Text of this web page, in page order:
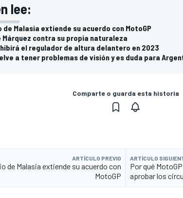
lee:
de Malasia extiende su acuerdo con MotoGP
Márquez contra su propia naturaleza
el regulador de altura delantero en 2023
a tener problemas de visión y es duda para
Comparte o guarda esta historia
ARTÍCULO PREVIO
de Malasia extiende su acuerdo con
MotoGP
ARTÍCULO
Por qué
aprobar los